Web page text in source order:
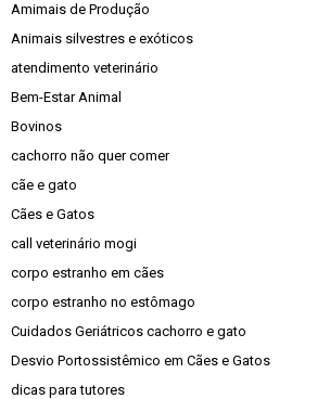
Amimais de Produção
Animais silvestres e exóticos
atendimento veterinário
Bem-Estar Animal
Bovinos
cachorro não quer comer
cãe e gato
Cães e Gatos
call veterinário mogi
corpo estranho em cães
corpo estranho no estômago
Cuidados Geriátricos cachorro e gato
Desvio Portossistêmico em Cães e Gatos
dicas para tutores